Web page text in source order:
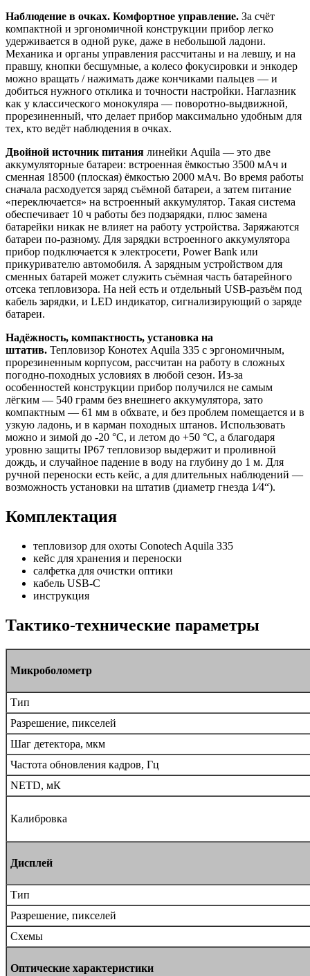
Наблюдение в очках. Комфортное управление. За счёт
компактной и эргономичной конструкции прибор легко
удерживается в одной руке, даже в небольшой ладони.
Механика и органы управления рассчитаны и на левшу, и на
правшу, кнопки бесшумные, а колесо фокусировки и энкодер
можно вращать / нажимать даже кончиками пальцев — и
добиться нужного отклика и точности настройки. Наглазник
как у классического монокуляра — поворотно-выдвижной,
прорезиненный, что делает прибор максимально удобным для
тех, кто ведёт наблюдения в очках.
Двойной источник питания линейки Aquila — это две
аккумуляторные батареи: встроенная ёмкостью 3500 мАч и
сменная 18500 (плоская) ёмкостью 2000 мАч. Во время работы
сначала расходуется заряд съёмной батареи, а затем питание
«переключается» на встроенный аккумулятор. Такая система
обеспечивает 10 ч работы без подзарядки, плюс замена
батарейки никак не влияет на работу устройства. Заряжаются
батареи по-разному. Для зарядки встроенного аккумулятора
прибор подключается к электросети, Power Bank или
прикуривателю автомобиля. А зарядным устройством для
сменных батарей может служить съёмная часть батарейного
отсека тепловизора. На ней есть и отдельный USB-разъём под
кабель зарядки, и LED индикатор, сигнализирующий о заряде
батареи.
Надёжность, компактность, установка на
штатив. Тепловизор Конотех Aquila 335 с эргономичным,
прорезиненным корпусом, рассчитан на работу в сложных
погодно-походных условиях в любой сезон. Из-за
особенностей конструкции прибор получился не самым
лёгким — 540 грамм без внешнего аккумулятора, зато
компактным — 61 мм в обхвате, и без проблем помещается и в
узкую ладонь, и в карман походных штанов. Использовать
можно и зимой до -20 °C, и летом до +50 °C, а благодаря
уровню защиты IP67 тепловизор выдержит и проливной
дождь, и случайное падение в воду на глубину до 1 м. Для
ручной переноски есть кейс, а для длительных наблюдений —
возможность установки на штатив (диаметр гнезда 1⁄4“).
Комплектация
тепловизор для охоты Conotech Aquila 335
кейс для хранения и переноски
салфетка для очистки оптики
кабель USB-C
инструкция
Тактико-технические параметры
Микроболометр
Тип
Разрешение, пикселей
Шаг детектора, мкм
Частота обновления кадров, Гц
NETD, мК
Калибровка
Дисплей
Тип
Разрешение, пикселей
Схемы
Оптические характеристики